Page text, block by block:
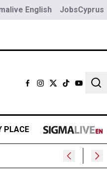
English JobsCyprus
PLACE